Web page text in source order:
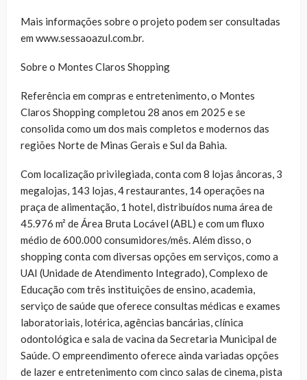
Mais informações sobre o projeto podem ser consultadas
em www.sessaoazul.com.br.
Sobre o Montes Claros Shopping
Referência em compras e entretenimento, o Montes
Claros Shopping completou 28 anos em 2025 e se
consolida como um dos mais completos e modernos das
regiões Norte de Minas Gerais e Sul da Bahia.
Com localização privilegiada, conta com 8 lojas âncoras, 3
megalojas, 143 lojas, 4 restaurantes, 14 operações na
praça de alimentação, 1 hotel, distribuídos numa área de
45.976 m² de Área Bruta Locável (ABL) e com um fluxo
médio de 600.000 consumidores/mês. Além disso, o
shopping conta com diversas opções em serviços, como a
UAI (Unidade de Atendimento Integrado), Complexo de
Educação com três instituições de ensino, academia,
serviço de saúde que oferece consultas médicas e exames
laboratoriais, lotérica, agências bancárias, clínica
odontológica e sala de vacina da Secretaria Municipal de
Saúde. O empreendimento oferece ainda variadas opções
de lazer e entretenimento com cinco salas de cinema, pista